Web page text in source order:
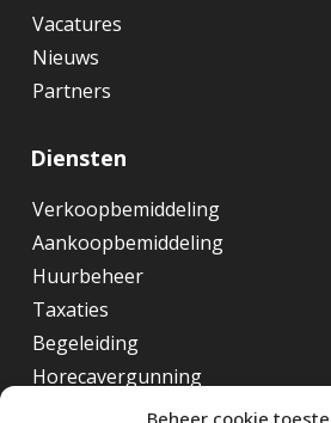
Beheer cookie
Vacatures
Nieuws
Partners
Diensten
Verkoopbemiddeling
Aankoopbemiddeling
Huurbeheer
Taxaties
Begeleiding
Horecavergunning